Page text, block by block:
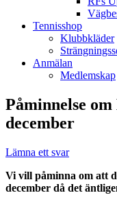
Tennisshop
Klubbkläder
Anmälan
Medlemskap
Påminnelse
december
Lämna ett svar
Vi vill påminna om att
december då det